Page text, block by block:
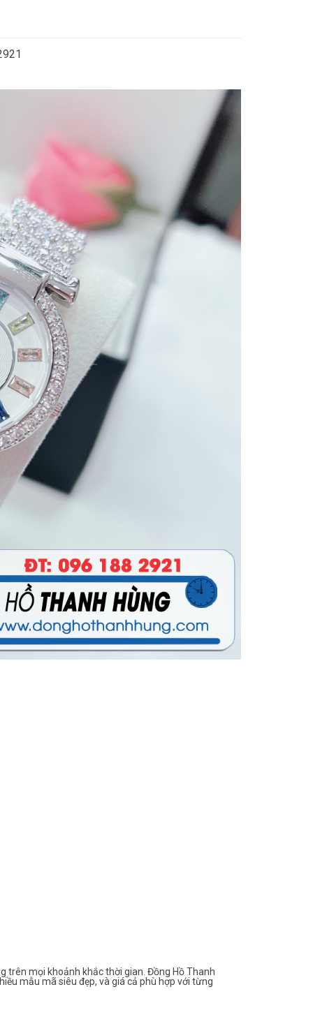
trên mọi khoảnh khắc thời gian. Đồng Hồ Thanh
mẫu mã siêu đẹp, và giá cả phù hợp với từng